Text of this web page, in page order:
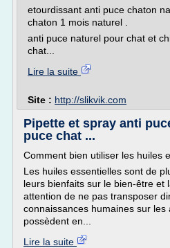
etourdissant anti puce chaton
chaton 1 mois naturel .
anti puce naturel pour chat et
chat...
Lire la suite
Site : http://slikvik.com
Pipette et spray anti
puce chat ...
Comment bien utiliser les huiles
Les huiles essentielles sont de
leurs bienfaits sur le bien-être et
attention de ne pas transposer
connaissances humaines sur les
possèdent en...
Lire la suite